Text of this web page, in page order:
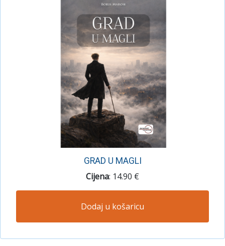
GRAD U MAGLI
Cijena: 14.90 €
Dodaj u košaricu